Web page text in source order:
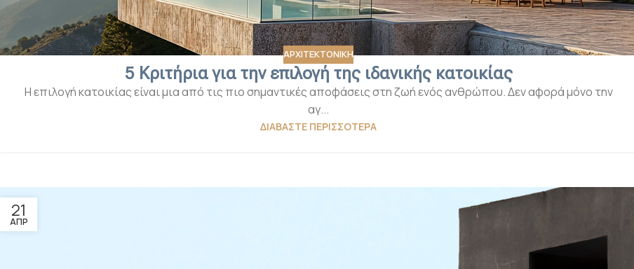
ΑΡΧΙΤΕΚΤΟΝΙΚΗ
5 Κριτήρια για την επιλογή της ιδανικής κατοικίας
Η επιλογή κατοικίας είναι μια από τις πιο σημαντικές αποφάσεις στη ζωή ενός ανθρώπου. Δεν αφορά μόνο την
αγ...
ΔΙΑΒΆΣΤΕ ΠΕΡΙΣΣΌΤΕΡΑ
21
ΑΠΡ